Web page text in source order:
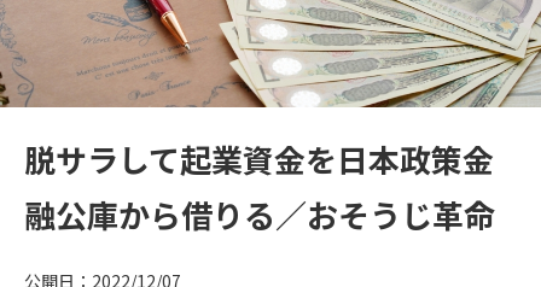
脱サラして起業資金を日本政策金
融公庫から借りる／おそうじ革命
公開日：2022/12/07